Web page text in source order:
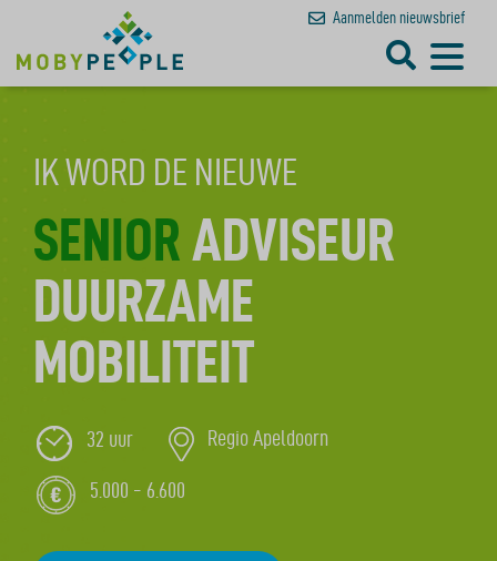
Aanmelden nieuwsbrief
IK WORD DE NIEUWE
SENIOR ADVISEUR
DUURZAME
MOBILITEIT
32 uur Regio Apeldoorn
5.000 - 6.600